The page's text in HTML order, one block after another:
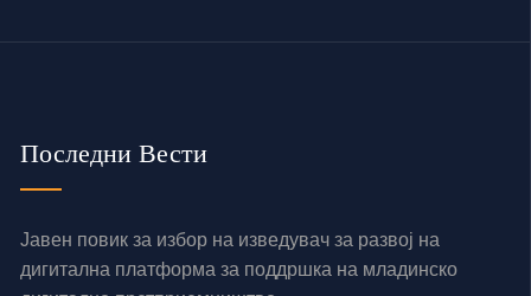
Последни Вести
Јавен повик за избор на изведувач за развој на
дигитална платформа за поддршка на младинско